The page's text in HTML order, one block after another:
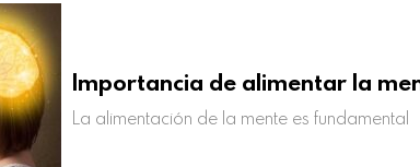
Importancia de alimentar la
La alimentación de la mente es fundamental